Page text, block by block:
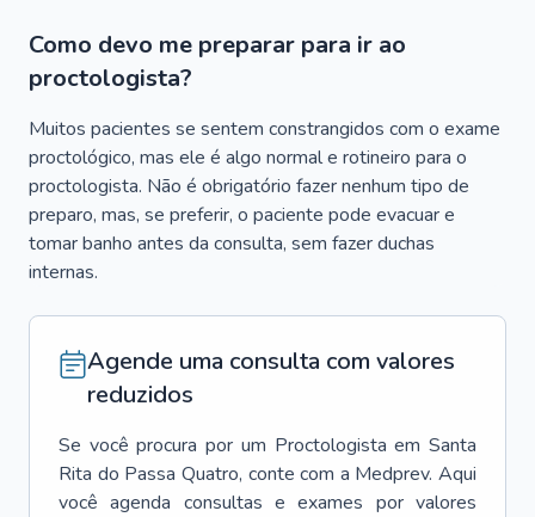
Como devo me preparar para ir ao
proctologista?
Muitos pacientes se sentem constrangidos com o exame
proctológico, mas ele é algo normal e rotineiro para o
proctologista. Não é obrigatório fazer nenhum tipo de
preparo, mas, se preferir, o paciente pode evacuar e
tomar banho antes da consulta, sem fazer duchas
internas.
Agende uma consulta com valores
reduzidos
Se você procura por um Proctologista em Santa
Rita do Passa Quatro, conte com a Medprev. Aqui
você agenda consultas e exames por valores